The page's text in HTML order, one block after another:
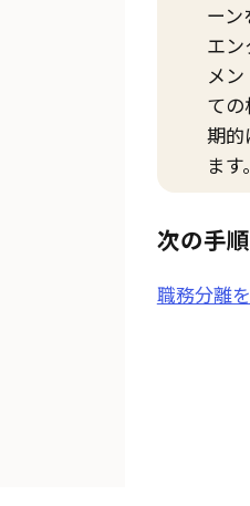
ー
エ
メ
て
期的
ます
次の手順
職務分離